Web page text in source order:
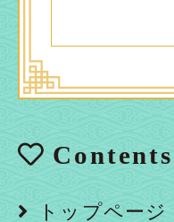
Contents
トップページ